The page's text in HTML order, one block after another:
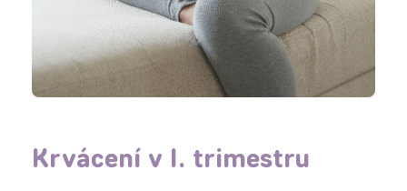
Krvácení v I. trimestru